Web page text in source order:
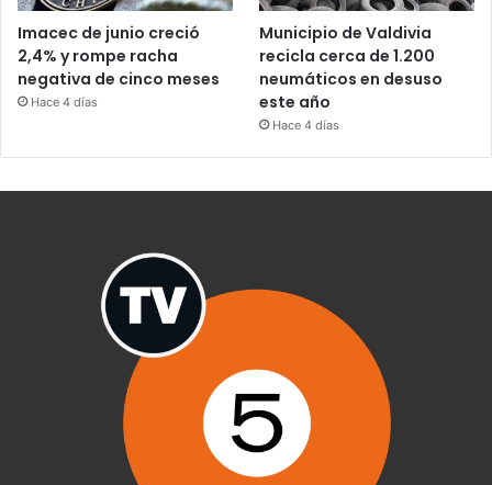
Imacec de junio creció
2,4% y rompe racha
negativa de cinco meses
Hace 4 días
Municipio de Valdivia
recicla cerca de 1.200
neumáticos en desuso
este año
Hace 4 días